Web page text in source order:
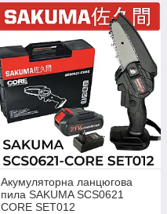
Акумуляторна ланцюгова
пила SAKUMA SCS0621
CORE SET012